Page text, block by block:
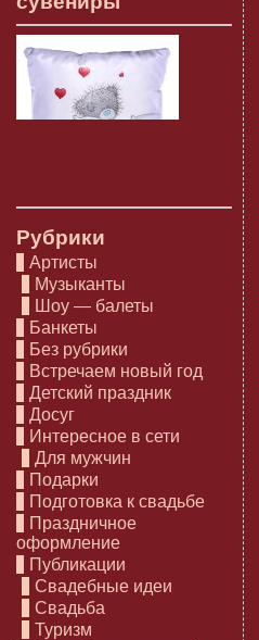
Рубрики
Артисты
Музыканты
Шоу — балеты
Банкеты
Без рубрики
Встречаем новый год
Детский праздник
Досуг
Интересное в сети
Для мужчин
Подарки
Подготовка к свадьбе
Праздничное
оформление
Публикации
Свадебные идеи
Свадьба
Туризм